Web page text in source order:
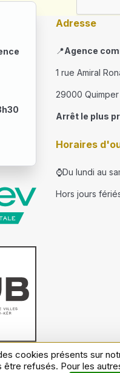
Adresse
📍Agence
1 rue Amiral
29000 Quimper
Arrêt le plus
Horaires
⌚Du lundi au
Hors jours
Conditions générales
cookies présents sur
refusés. Pour les